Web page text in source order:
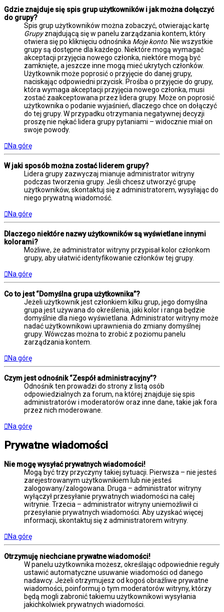
Gdzie znajduje się spis grup użytkowników i jak można dołączyć
do grupy?
Spis grup użytkowników można zobaczyć, otwierając kartę
Grupyznajdującą się w panelu zarządzania kontem, który
otwiera się po kliknięciu odnośnika Moje konto. Nie wszystkie
grupy są dostępne dla każdego. Niektóre mogą wymagać
akceptacji przyjęcia nowego członka, niektóre mogą być
zamknięte, a jeszcze inne mogą mieć ukrytych członków.
Użytkownik może poprosić o przyjęcie do danej grupy,
naciskając odpowiedni przycisk. Prośba o przyjęcie do grupy,
która wymaga akceptacji przyjęcia nowego członka, musi
zostać zaakceptowana przez lidera grupy. Może on poprosić
użytkownika o podanie wyjaśnień, dlaczego chce on dołączyć
do tej grupy. W przypadku otrzymania negatywnej decyzji
proszę nie nękać lidera grupy pytaniami – widocznie miał on
swoje powody.
Na górę
W jaki sposób można zostać liderem grupy?
Lidera grupy zazwyczaj mianuje administrator witryny
podczas tworzenia grupy. Jeśli chcesz utworzyć grupę
użytkowników, skontaktuj się z administratorem, wysyłając do
niego prywatną wiadomość.
Na górę
Dlaczego niektóre nazwy użytkowników są wyświetlane innymi
kolorami?
Możliwe, że administrator witryny przypisał kolor członkom
grupy, aby ułatwić identyfikowanie członków tej grupy.
Na górę
Co to jest “Domyślna grupa użytkownika”?
Jeżeli użytkownik jest członkiem kilku grup, jego domyślna
grupa jest używana do określenia, jaki kolor i ranga będzie
domyślnie dla niego wyświetlana. Administrator witryny może
nadać użytkownikowi uprawnienia do zmiany domyślnej
grupy. Wówczas można to zrobić z poziomu panelu
zarządzania kontem.
Na górę
Czym jest odnośnik “Zespół administracyjny”?
Odnośnik ten prowadzi do strony z listą osób
odpowiedzialnych za forum, na której znajduje się spis
administratorów i moderatorów oraz inne dane, takie jak fora
przez nich moderowane.
Na górę
Prywatne wiadomości
Nie mogę wysyłać prywatnych wiadomości!
Mogą być trzy przyczyny takiej sytuacji. Pierwsza – nie jesteś
zarejestrowanym użytkownikiem lub nie jesteś
zalogowany/zalogowana. Druga – administrator witryny
wyłączył przesyłanie prywatnych wiadomości na całej
witrynie. Trzecia – administrator witryny uniemożliwił ci
przesyłanie prywatnych wiadomości. Aby uzyskać więcej
informacji, skontaktuj się z administratorem witryny.
Na górę
Otrzymuję niechciane prywatne wiadomości!
W panelu użytkownika możesz, określając odpowiednie reguły
ustawić automatyczne usuwanie wiadomości od danego
nadawcy. Jeżeli otrzymujesz od kogoś obraźliwe prywatne
wiadomości, poinformuj o tym moderatorów witryny, którzy
będą mogli zabronić takiemu użytkownikowi wysyłania
jakichkolwiek prywatnych wiadomości.